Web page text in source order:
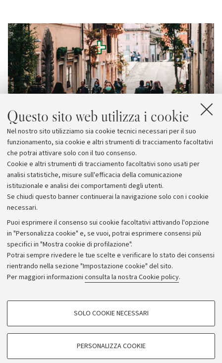
Questo sito web utilizza i cookie
Nel nostro sito utilizziamo sia cookie tecnici necessari per il suo
funzionamento, sia cookie e altri strumenti di tracciamento facoltativi
che potrai attivare solo con il tuo consenso.
Cookie e altri strumenti di tracciamento facoltativi sono usati per
analisi statistiche, misure sull'efficacia della comunicazione
istituzionale e analisi dei comportamenti degli utenti.
Se chiudi questo banner continuerai la navigazione solo con i cookie
necessari.
Puoi esprimere il consenso sui cookie facoltativi attivando l'opzione
in "Personalizza cookie" e, se vuoi, potrai esprimere consensi più
specifici in "Mostra cookie di profilazione".
Potrai sempre rivedere le tue scelte e verificare lo stato dei consensi
rientrando nella sezione "Impostazione cookie" del sito.
Per maggiori informazioni consulta la nostra Cookie policy.
COOKIE DI PROFILAZIONE - FACOLTATIVI
SOLO COOKIE NECESSARI
PERSONALIZZA COOKIE
Archivio
Comunicati stampa
Redazione
Rassegna stampa
© Copyright 2026 - ALMA MATER STUDIORUM - Università di